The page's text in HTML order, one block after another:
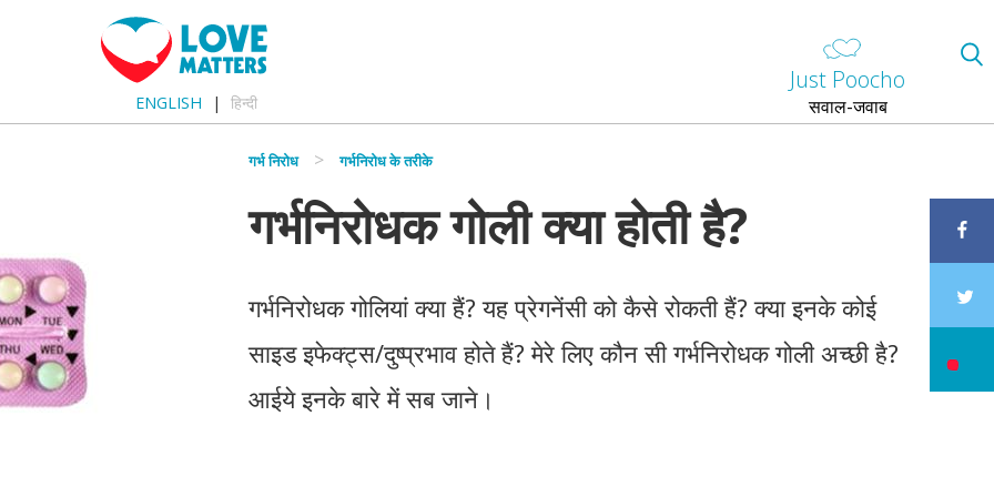
ENGLISH हिन्दी
Just Poocho
सवाल-जवाब
गर्भ निरोध गर्भनिरोध के तरीके
गर्भनिरोधक गोली क्या होती है?
गर्भनिरोधक गोलियां क्या हैं? यह प्रेगनेंसी को कैसे रोकती हैं? क्या इनके कोई
साइड इफेक्ट्स/दुष्प्रभाव होते हैं? मेरे लिए कौन सी गर्भनिरोधक गोली अच्छी है?
आईये इनके बारे में सब जाने।